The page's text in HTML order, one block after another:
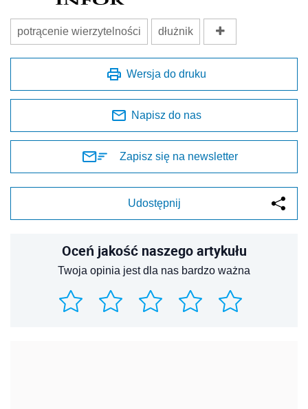
potrącenie wierzytelności dłużnik
Wersja do druku
Napisz do nas
Zapisz się na newsletter
Udostępnij
Oceń jakość naszego artykułu
Twoja opinia jest dla nas bardzo ważna